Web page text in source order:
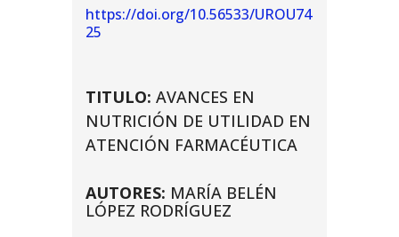
https://doi.org/10.56533/UROU74
25
TITULO: AVANCES EN
NUTRICIÓN DE UTILIDAD EN
ATENCIÓN FARMACÉUTICA
AUTORES: MARÍA BELÉN
LÓPEZ RODRÍGUEZ